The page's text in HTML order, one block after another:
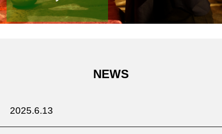
NEWS
2025.6.13